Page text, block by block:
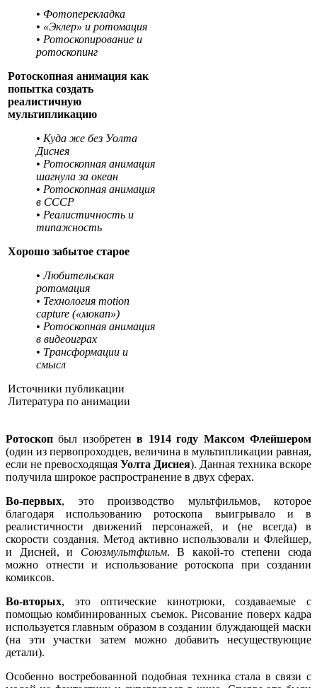
• Фотоперекладка
• «Эклер» и ротомация
• Ротоскопирование и
ротоскопинг
Ротоскопная анимация как
попытка создать
реалистичную
мультипликацию
• Куда же без Уолта
Диснея
• Ротоскопная анимация
шагнула за океан
• Ротоскопная анимация
в СССР
• Реалистичность и
типажность
Хорошо забытое старое
• Любительская
ротомация
• Технология motion
capture («мокап»)
• Ротоскопная анимация
в видеоиграх
• Трансформации и
смысл
Источники публикации
Литература по анимации
Ротоскоп был изобретенв 1914 году Максом Флейшером
(один из первопроходцев, величина в мультипликации равная,
если не превосходящая Уолта Диснея). Данная техника вскоре
получила широкое распространение в двух сферах.
Во-первых, это производство мультфильмов, которое
благодаря использованию ротоскопа выигрывало и в
реалистичности движений персонажей, и (не всегда) в
скорости создания. Метод активно использовали и Флейшер,
и Дисней, и Союзмультфильм. В какой-то степени сюда
можно отнести и использование ротоскопа при создании
комиксов.
Во-вторых, это оптические кинотрюки, создаваемые с
помощью комбинированных съемок. Рисование поверх кадра
используется главным образом в создании блуждающей маски
(на эти участки затем можно добавить несуществующие
детали).
Особенно востребованной подобная техника стала в связи с